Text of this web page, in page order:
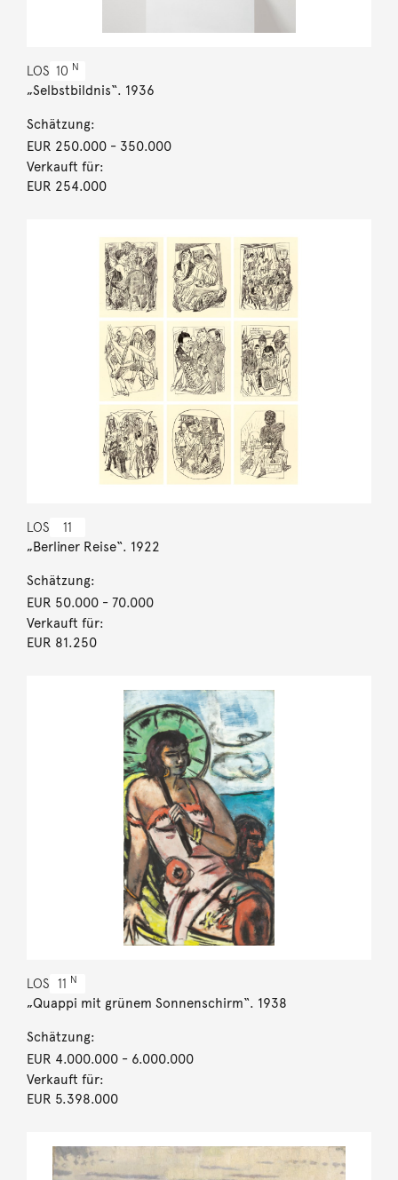
LOS 10 N
„Selbstbildnis“. 1936
Schätzung:
EUR 250.000- 350.000
Verkauft für:
EUR 254.000
LOS 11
„Berliner Reise“. 1922
Schätzung:
EUR 50.000- 70.000
Verkauft für:
EUR 81.250
LOS 11 N
„Quappi mit grünem Sonnenschirm“. 1938
Schätzung:
EUR 4.000.000- 6.000.000
Verkauft für:
EUR 5.398.000